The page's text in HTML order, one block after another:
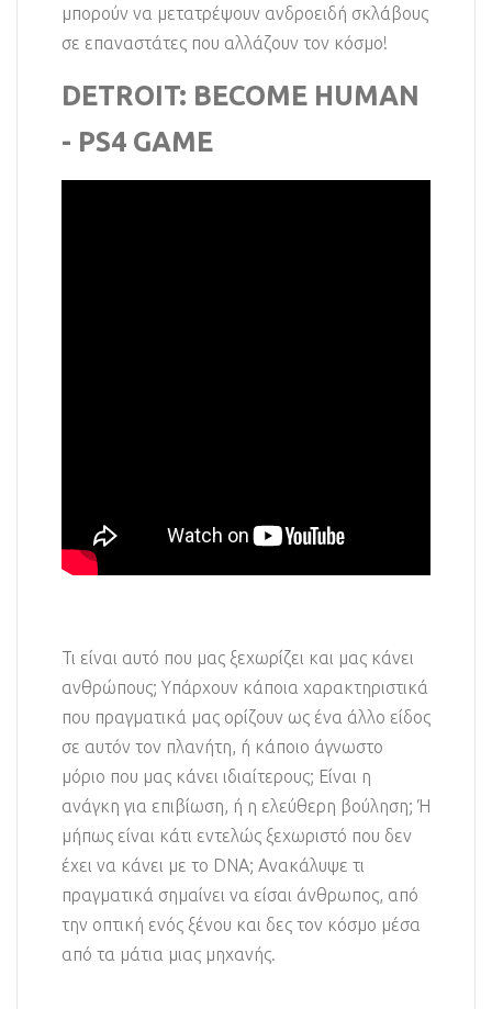
μπορούν να μετατρέψουν ανδροειδή σκλάβους
σε επαναστάτες που αλλάζουν τον κόσμο!
DETROIT: BECOME HUMAN
- PS4 GAME
Τι είναι αυτό που μας ξεχωρίζει και μας κάνει
ανθρώπους; Υπάρχουν κάποια χαρακτηριστικά
που πραγματικά μας ορίζουν ως ένα άλλο είδος
σε αυτόν τον πλανήτη, ή κάποιο άγνωστο
μόριο που μας κάνει ιδιαίτερους; Είναι η
ανάγκη για επιβίωση, ή η ελεύθερη βούληση; Ή
μήπως είναι κάτι εντελώς ξεχωριστό που δεν
έχει να κάνει με το DNA; Ανακάλυψε τι
πραγματικά σημαίνει να είσαι άνθρωπος, από
την οπτική ενός ξένου και δες τον κόσμο μέσα
από τα μάτια μιας μηχανής.